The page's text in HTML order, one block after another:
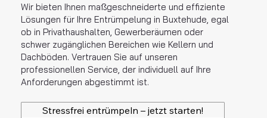
Wir bieten Ihnen maßgeschneiderte und effiziente
Lösungen für Ihre Entrümpelung in Buxtehude, egal
ob in Privathaushalten, Gewerberäumen oder
schwer zugänglichen Bereichen wie Kellern und
Dachböden. Vertrauen Sie auf unseren
professionellen Service, der individuell auf Ihre
Anforderungen abgestimmt ist.
Stressfrei entrümpeln – jetzt starten!